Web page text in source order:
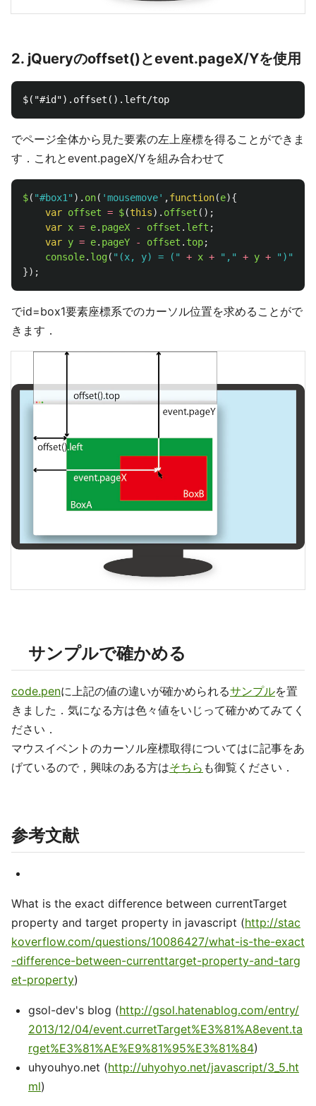
2. jQueryのoffset()とevent.pageX/Yを使用
でページ全体から見た要素の左上座標を得ることができま
す．これとevent.pageX/Yを組み合わせて
$( "#box1" ). on( 'mousemove' ,function(e){
var offset = $(this). offset ();
var x = e. pageX - offset . left ;
var y = e. pageY - offset . top;
console. log( " (x, y) = ( " + x + " , " + y + " ) "
});
でid=box1要素座標系でのカーソル位置を求めることがで
きます．
サンプルで確かめる
code.penに上記の値の違いが確かめられるサンプルを置
きました．気になる方は色々値をいじって確かめてみてく
ださい．
マウスイベントのカーソル座標取得についてはに記事をあ
げているので，興味のある方はそちら も御覧ください．
参考文献
What is the exact difference between currentTarget
property and target property in javascript (http://stac
koverflow.com/questions/10086427/what-is-the-exact
-difference-between-currenttarget-property-and-targ
et-property)
gsol-dev's blog (http://gsol.hatenablog.com/entry/
2013/12/04/event.curretTarget%E3%81%A8event.ta
rget%E3%81%AE%E9%81%95%E3%81%84)
uhyouhyo.net (http://uhyohyo.net/javascript/3_5.ht
ml)